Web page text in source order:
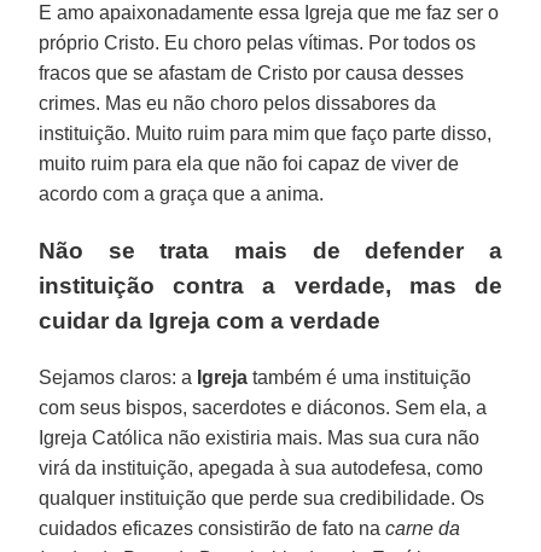
E amo apaixonadamente essa Igreja que me faz ser o
próprio Cristo. Eu choro pelas vítimas. Por todos os
fracos que se afastam de Cristo por causa desses
crimes. Mas eu não choro pelos dissabores da
instituição. Muito ruim para mim que faço parte disso,
muito ruim para ela que não foi capaz de viver de
acordo com a graça que a anima.
Não se trata mais de defender a
instituição contra a verdade, mas de
cuidar da Igreja com a verdade
Sejamos claros: a Igreja também é uma instituição
com seus bispos, sacerdotes e diáconos. Sem ela, a
Igreja Católica não existiria mais. Mas sua cura não
virá da instituição, apegada à sua autodefesa, como
qualquer instituição que perde sua credibilidade. Os
cuidados eficazes consistirão de fato nacarne da